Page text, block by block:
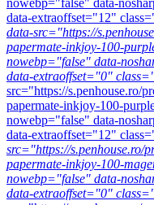
nowebp="false" data-
data-extraoffset="12"
data-src="https://
papermate-inkjoy-100-
nowebp="false" data-
data-extraoffset="0"
src="https://s.penhouse.ro/
papermate-inkjoy-100-
nowebp="false" data-
data-extraoffset="12"
src="https://s.penhouse.ro/
papermate-inkjoy-100-
nowebp="false" data-
data-extraoffset="0"